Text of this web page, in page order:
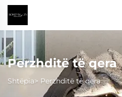
Perzhditë të qera
Shtëpia> Perzhditë të qera